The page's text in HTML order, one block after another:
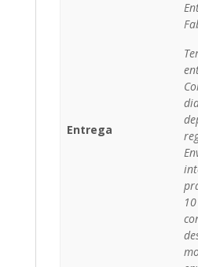
Entrega